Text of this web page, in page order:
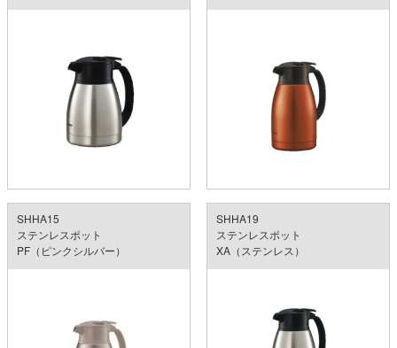
SHHA15
ステンレスポット
PF（ピンクシルバー）
SHHA19
ステンレスポット
XA（ステンレス）